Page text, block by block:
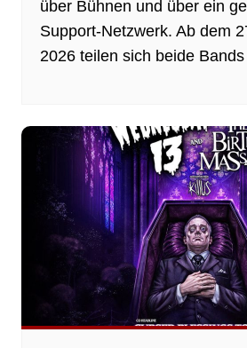
über Bühnen und über ein
Support-Netzwerk. Ab dem
2026 teilen sich beide